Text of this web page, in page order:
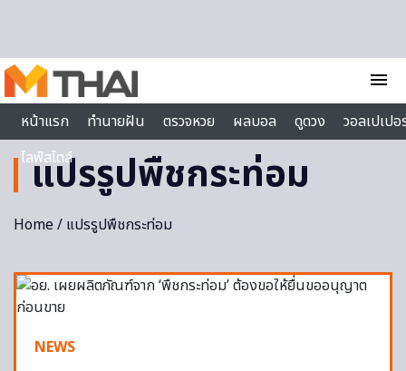
menu
หน้าแรก
ทำนายฝัน ตรวจหวย ผลบอล ดูดวง
วอลเปเป
ไลฟ์สไตล์
แปรรูปพืชกระท่อม
Home/ แปรรูปพืชกระท่อม
NEWS